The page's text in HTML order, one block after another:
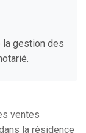
la gestion des
ventes
la résidence